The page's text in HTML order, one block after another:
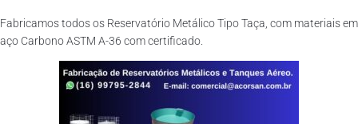
Fabricamos todos os Reservatório Metálico Tipo Taça, com materiais em
aço Carbono ASTM A-36 com certificado.